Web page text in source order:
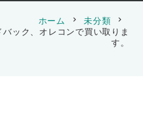
ホーム chevron_right 未分類 chevron_right
ック、オレコンで買い取りま
す。